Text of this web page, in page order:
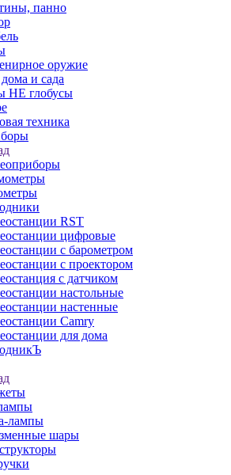
панно
оружие
и сада
НЕ глобусы
техника
RST
цифровые
с барометром
с проектором
с датчиком
настольные
настенные
Camry
для дома
лампы
шары